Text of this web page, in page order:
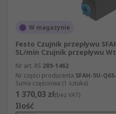
W magazynie
Festo Czujnik przepływu
5L/min Czujnik przepływu
Nr art. RS 289-1462
Nr części producenta SFAH-5U-
Suma częściowa (1 sztuka)
1 370,03 zł(bez VAT)
Ilość